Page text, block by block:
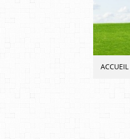
ACCUEIL